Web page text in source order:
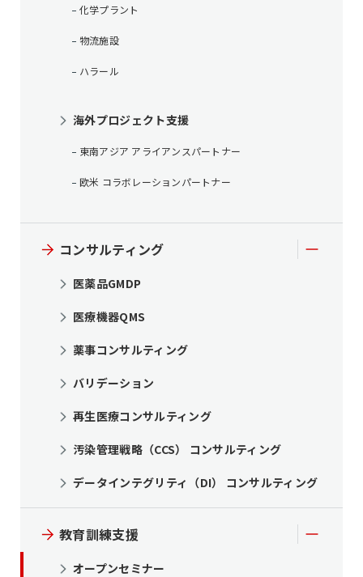
化学プラント
物流施設
ハラール
海外プロジェクト支援
東南アジア アライアンスパートナー
欧米 コラボレーションパートナー
コンサルティング
医薬品GMDP
医療機器QMS
薬事コンサルティング
バリデーション
再生医療コンサルティング
汚染管理戦略（CCS） コンサルティング
データインテグリティ（DI） コンサルティング
教育訓練支援
オープンセミナー